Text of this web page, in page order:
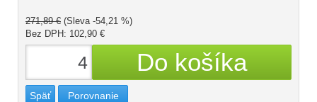
271,89 € (Sleva -54,21 %)
Bez DPH: 102,90 €
Späť Porovnanie